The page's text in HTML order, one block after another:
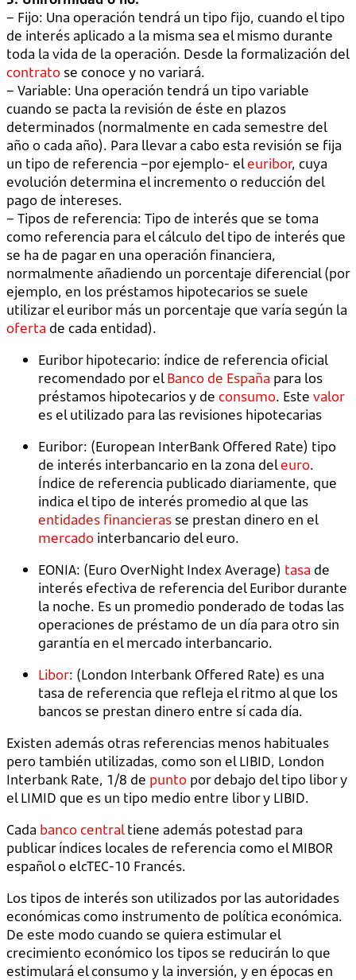
– Fijo: Una operación tendrá un tipo fijo, cuando el tipo
de interés aplicado a la misma sea el mismo durante
toda la vida de la operación. Desde la formalización del
contrato se conoce y no variará.
– Variable: Una operación tendrá un tipo variable
cuando se pacta la revisión de éste en plazos
determinados (normalmente en cada semestre del
año o cada año). Para llevar a cabo esta revisión se fija
un tipo de referencia –por ejemplo- eleuribor, cuya
evolución determina el incremento o reducción del
pago de intereses.
– Tipos de referencia: Tipo de interés que se toma
como referencia para el cálculo del tipo de interés que
se ha de pagar en una operación financiera,
normalmente añadiendo un porcentaje diferencial (por
ejemplo, en los préstamos hipotecarios se suele
utilizar el euribor más un porcentaje que varía según la
oferta de cada entidad).
Euribor hipotecario: índice de referencia oficial
recomendado por elBanco de España para los
préstamos hipotecarios y de consumo. Este valor
es el utilizado para las revisiones hipotecarias
Euribor: (European InterBank Offered Rate) tipo
de interés interbancario en la zona deleuro.
Índice de referencia publicado diariamente, que
indica el tipo de interés promedio al que las
entidades financieras se prestan dinero en el
mercado interbancario del euro.
EONIA: (Euro OverNight Index Average) tasa de
interés efectiva de referencia del Euribor durante
la noche. Es un promedio ponderado de todas las
operaciones de préstamo de un día para otro sin
garantía en el mercado interbancario.
Libor: (London Interbank Offered Rate) es una
tasa de referencia que refleja el ritmo al que los
bancos se prestan dinero entre sí cada día.
Existen además otras referencias menos habituales
pero también utilizadas, como son el LIBID, London
Interbank Rate, 1/8 de punto por debajo del tipo libor y
el LIMID que es un tipo medio entre libor y LIBID.
Cada banco centraltiene además potestad para
publicar índices locales de referencia como el MIBOR
español o elcTEC-10 Francés.
Los tipos de interés son utilizados por las autoridades
económicas como instrumento de política económica.
De este modo cuando se quiera estimular el
crecimiento económico los tipos se reducirán lo que
estimulará el consumo y la inversión, y en épocas en